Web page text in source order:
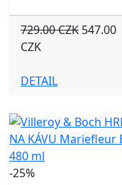
729.00 CZK 547.00
CZK
DETAIL
-25%